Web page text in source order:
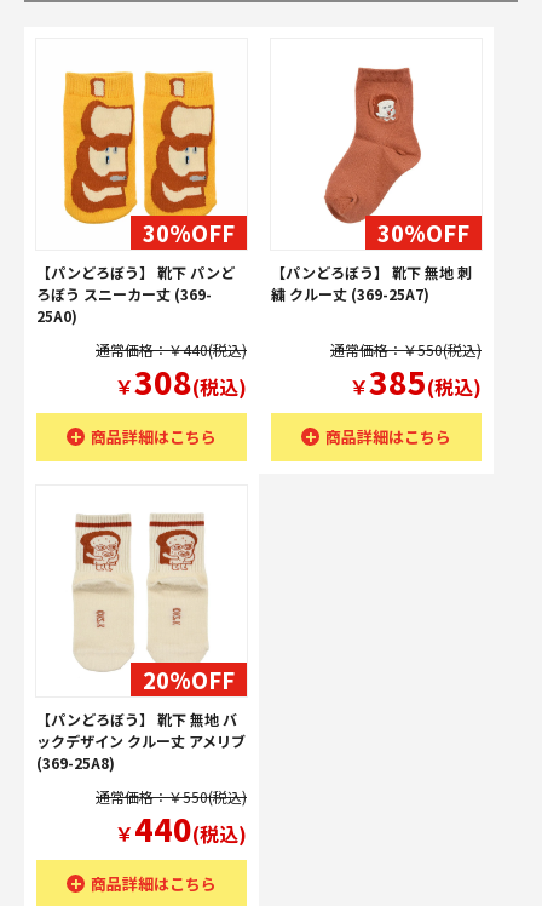
30%OFF
【パンどろぼう】 靴下 パンど
ろぼう スニーカー丈 (369-
25A0)
通常価格：￥440(税込)
￥308(税込)
商品詳細はこちら
30%OFF
【パンどろぼう】 靴下 無地 刺
繍 クルー丈 (369-25A7)
通常価格：￥550(税込)
￥385(税込)
商品詳細はこちら
20%OFF
【パンどろぼう】 靴下 無地 バ
ックデザイン クルー丈 アメリブ
(369-25A8)
通常価格：￥550(税込)
￥440(税込)
商品詳細はこちら